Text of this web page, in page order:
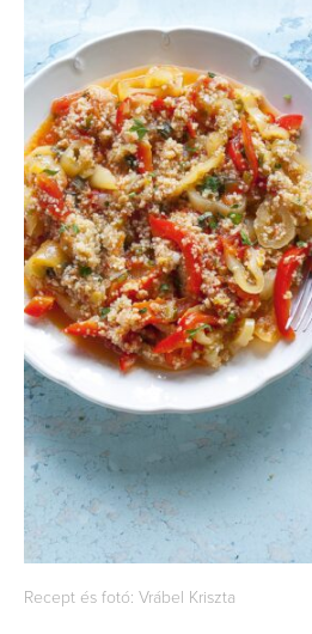
Recept és fotó: Vrábel Kriszta